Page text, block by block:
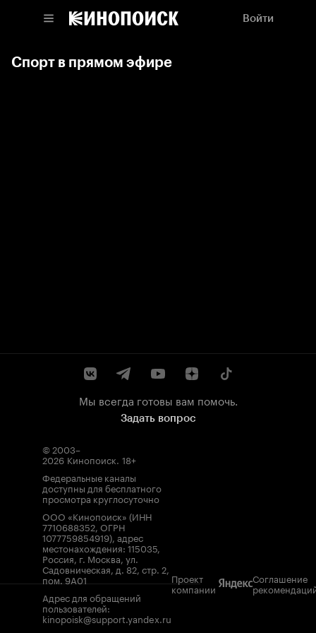
Войти
Спорт в прямом эфире
Мы всегда готовы вам помочь.
Задать вопрос
© 2003–
2026 Кинопоиск. 18+
Федеральные каналы
доступны для бесплатного
просмотра круглосуточно
ООО «Кинопоиск» (ИНН
7710688352, ОГРН
1077759854919), адрес
местонахождения: 115035,
Россия, г. Москва, ул.
Садовническая, д. 82, стр. 2,
пом. 9А01
Адрес для обращений
пользователей:
kinopoisk@support.yandex.ru
Проект
компании
Соглашение